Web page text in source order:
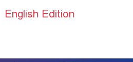
English Edition